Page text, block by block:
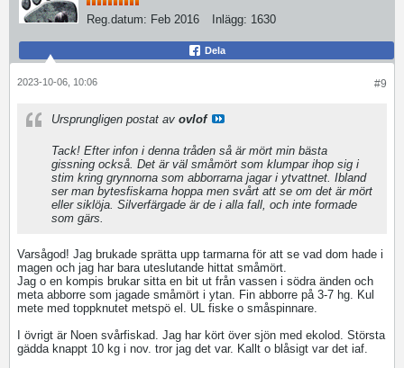
Reg.datum: Feb 2016 Inlägg: 1630
Dela
#9
2023-10-06, 10:06
Ursprungligen postat av ovlof
Tack! Efter infon i denna tråden så är mört min bästa
gissning också. Det är väl småmört som klumpar ihop sig i
stim kring grynnorna som abborrarna jagar i ytvattnet. Ibland
ser man bytesfiskarna hoppa men svårt att se om det är mört
eller siklöja. Silverfärgade är de i alla fall, och inte formade
som gärs.
Varsågod! Jag brukade sprätta upp tarmarna för att se vad dom hade i
magen och jag har bara uteslutande hittat småmört.
Jag o en kompis brukar sitta en bit ut från vassen i södra änden och
meta abborre som jagade småmört i ytan. Fin abborre på 3-7 hg. Kul
mete med toppknutet metspö el. UL fiske o småspinnare.
I övrigt är Noen svårfiskad. Jag har kört över sjön med ekolod. Största
gädda knappt 10 kg i nov. tror jag det var. Kallt o blåsigt var det iaf.